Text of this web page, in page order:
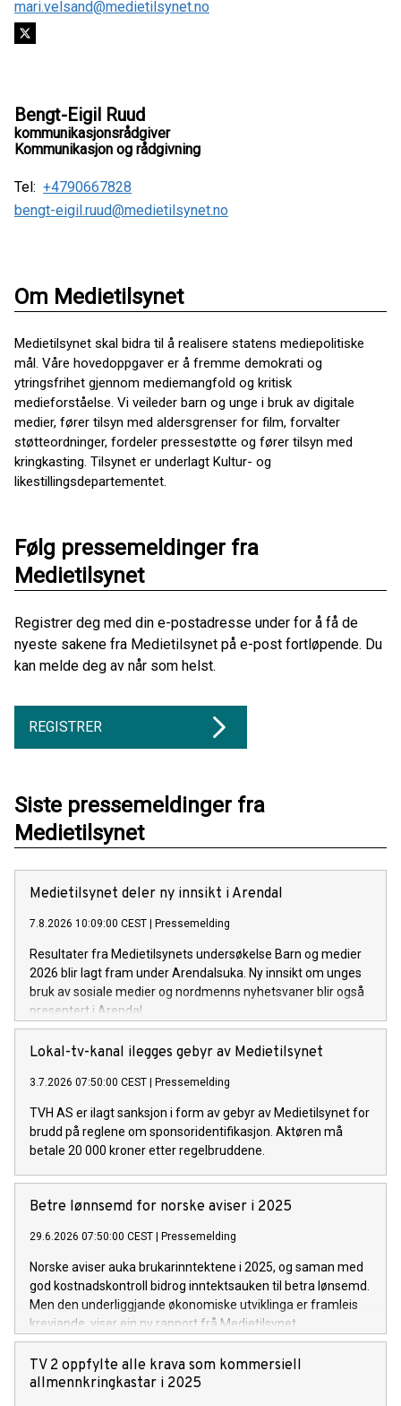
mari.velsand@medietilsynet.no
Bengt-Eigil Ruud
kommunikasjonsrådgiver
Kommunikasjon og rådgivning
Tel: +4790667828
bengt-eigil.ruud@medietilsynet.no
Om Medietilsynet
Medietilsynet skal bidra til å realisere statens mediepolitiske
mål. Våre hovedoppgaver er å fremme demokrati og
ytringsfrihet gjennom mediemangfold og kritisk
medieforståelse. Vi veileder barn og unge i bruk av digitale
medier, fører tilsyn med aldersgrenser for film, forvalter
støtteordninger, fordeler pressestøtte og fører tilsyn med
kringkasting. Tilsynet er underlagt Kultur- og
likestillingsdepartementet.
Følg pressemeldinger fra
Medietilsynet
Registrer deg med din e-postadresse under for å få de
nyeste sakene fra Medietilsynet på e-post fortløpende. Du
kan melde deg av når som helst.
REGISTRER
Siste pressemeldinger fra
Medietilsynet
Medietilsynet deler ny innsikt i Arendal
7.8.2026 10:09:00 CEST Pressemelding
Resultater fra Medietilsynets undersøkelse Barn og medier
2026 blir lagt fram under Arendalsuka. Ny innsikt om unges
bruk av sosiale medier og nordmenns nyhetsvaner blir også
presentert i Arendal.
Lokal-tv-kanal ilegges gebyr av Medietilsynet
3.7.2026 07:50:00 CEST Pressemelding
TVH AS er ilagt sanksjon i form av gebyr av Medietilsynet for
brudd på reglene om sponsoridentifikasjon. Aktøren må
betale 20 000 kroner etter regelbruddene.
Betre lønnsemd for norske aviser i 2025
29.6.2026 07:50:00 CEST Pressemelding
Norske aviser auka brukarinntektene i 2025, og saman med
god kostnadskontroll bidrog inntektsauken til betra lønsemd.
Men den underliggjande økonomiske utviklinga er framleis
krevjande, viser ein ny rapport frå Medietilsynet.
TV 2 oppfylte alle krava som kommersiell
allmennkringkastar i 2025